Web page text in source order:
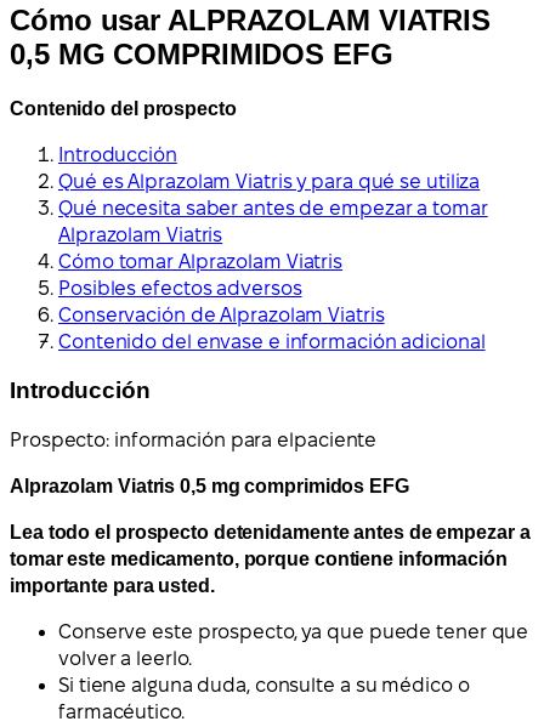
Cómo usar ALPRAZOLAM VIATRIS
0,5 MG COMPRIMIDOS EFG
Contenido del prospecto
Introducción
Qué es Alprazolam Viatris y para qué se utiliza
Qué necesita saber antes de empezar a tomar
Alprazolam Viatris
Cómo tomar Alprazolam Viatris
Posibles efectos adversos
Conservación de Alprazolam Viatris
Contenido del envase e información adicional
Introducción
Prospecto: información para elpaciente
Alprazolam Viatris 0,5 mg comprimidos EFG
Lea todo el prospecto detenidamente antes de empezar a
tomar este medicamento, porque contiene información
importante para usted.
Conserve este prospecto, ya que puede tener que
volver a leerlo.
Si tiene alguna duda, consulte a su médico o
farmacéutico.